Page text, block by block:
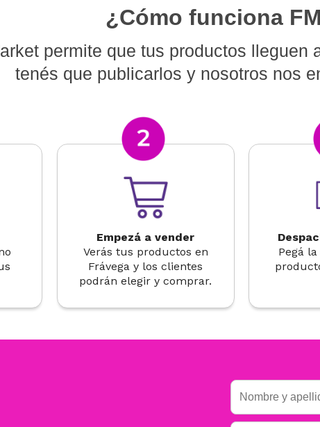
¿Cómo funciona
permite que tus productos lleguen
tenés que publicarlos y nosotros nos
Empezá a vender
Verás tus productos en
Frávega y los clientes
podrán elegir y comprar.
Pegá